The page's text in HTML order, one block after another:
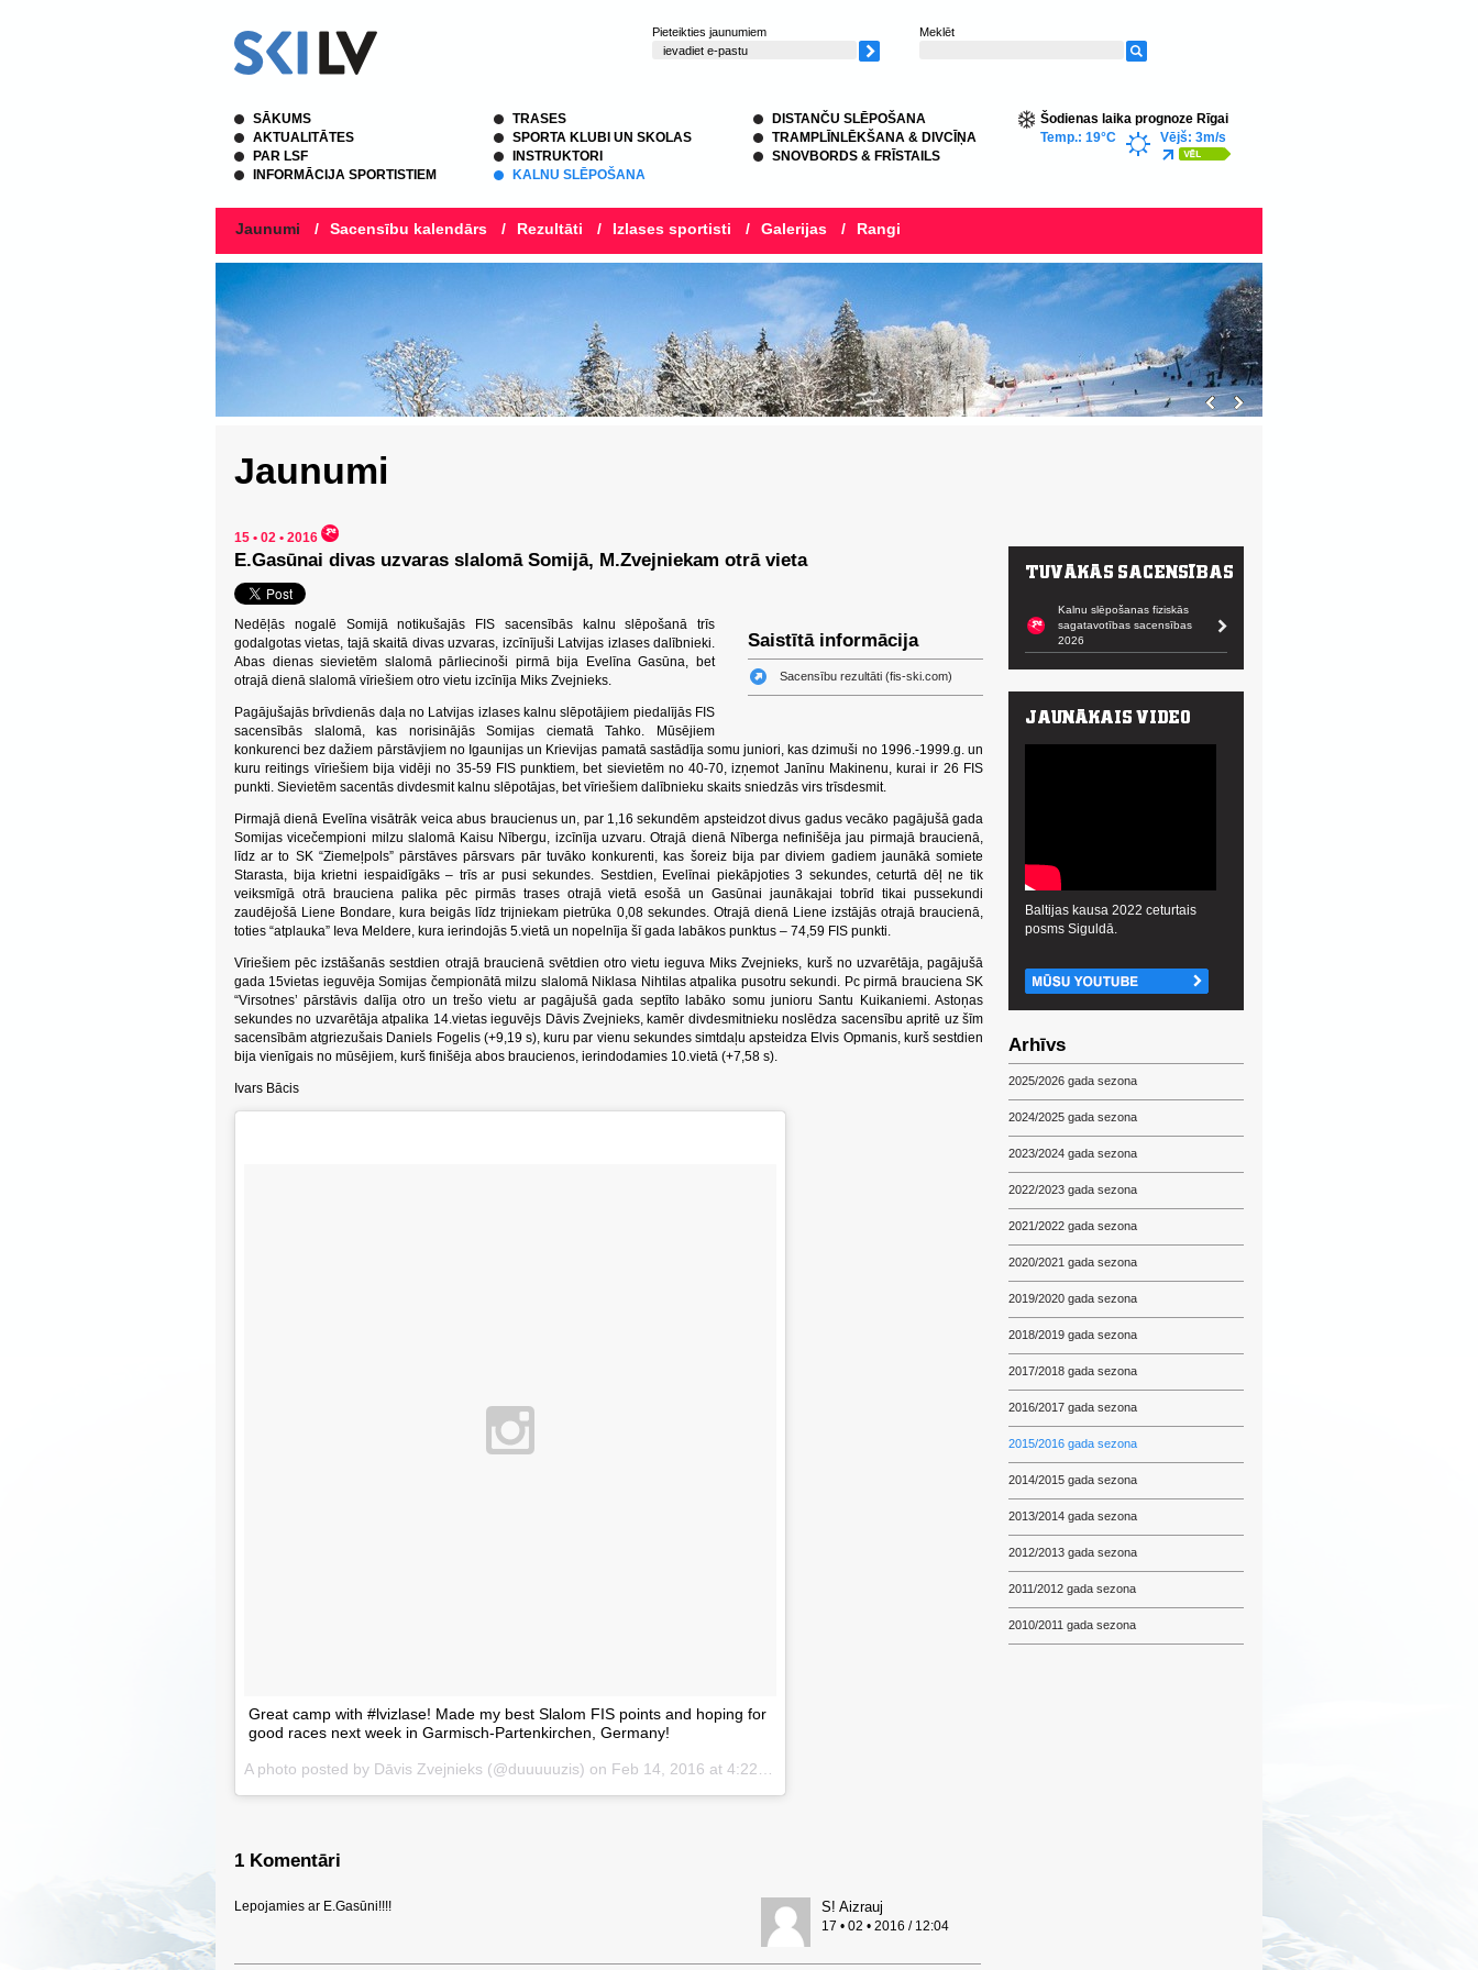
Pieteikties jaunumiem Meklēt
SĀKUMS
AKTUALITĀTES
PAR LSF
INFORMĀCIJA SPORTISTIEM
TRASES
SPORTA KLUBI UN SKOLAS
INSTRUKTORI
KALNU SLĒPOŠANA
DISTANČU SLĒPOŠANA
TRAMPLĪNLĒKŠANA & DIVCĪŅA
SNOVBORDS & FRĪSTAILS
Šodienas laika prognoze Rīgai
Temp.: 19°C
Vējš: 3m/s
Jaunumi / Sacensību kalendārs / Rezultāti / Izlases sportisti / Galerijas / Rangi
Jaunumi
15 • 02 • 2016
E.Gasūnai divas uzvaras slalomā Somijā, M.Zvejniekam otrā vieta
Saistītā informācija
Sacensību rezultāti (fis-ski.com)
Nedēļās nogalē Somijā notikušajās FIS sacensībās kalnu slēpošanā trīs
godalgotas vietas, tajā skaitā divas uzvaras, izcīnījuši Latvijas izlases dalībnieki.
Abas dienas sievietēm slalomā pārliecinoši pirmā bija Evelīna Gasūna, bet
otrajā dienā slalomā vīriešiem otro vietu izcīnīja Miks Zvejnieks.
Pagājušajās brīvdienās daļa no Latvijas izlases kalnu slēpotājiem piedalījās FIS
sacensībās slalomā, kas norisinājās Somijas ciematā Tahko. Mūsējiem
konkurenci bez dažiem pārstāvjiem no Igaunijas un Krievijas pamatā sastādīja somu juniori, kas dzimuši no 1996.-1999.g. un
kuru reitings vīriešiem bija vidēji no 35-59 FIS punktiem, bet sievietēm no 40-70, izņemot Janīnu Makinenu, kurai ir 26 FIS
punkti. Sievietēm sacentās divdesmit kalnu slēpotājas, bet vīriešiem dalībnieku skaits sniedzās virs trīsdesmit.
Pirmajā dienā Evelīna visātrāk veica abus braucienus un, par 1,16 sekundēm apsteidzot divus gadus vecāko pagājušā gada
Somijas vicečempioni milzu slalomā Kaisu Nībergu, izcīnīja uzvaru. Otrajā dienā Nīberga nefinišēja jau pirmajā braucienā,
līdz ar to SK “Ziemeļpols” pārstāves pārsvars pār tuvāko konkurenti, kas šoreiz bija par diviem gadiem jaunākā somiete
Starasta, bija krietni iespaidīgāks – trīs ar pusi sekundes. Sestdien, Evelīnai piekāpjoties 3 sekundes, ceturtā dēļ ne tik
veiksmīgā otrā brauciena palika pēc pirmās trases otrajā vietā esošā un Gasūnai jaunākajai tobrīd tikai pussekundi
zaudējošā Liene Bondare, kura beigās līdz trijniekam pietrūka 0,08 sekundes. Otrajā dienā Liene izstājās otrajā braucienā,
toties “atplauka” Ieva Meldere, kura ierindojās 5.vietā un nopelnīja šī gada labākos punktus – 74,59 FIS punkti.
Vīriešiem pēc izstāšanās sestdien otrajā braucienā svētdien otro vietu ieguva Miks Zvejnieks, kurš no uzvarētāja, pagājušā
gada 15vietas ieguvēja Somijas čempionātā milzu slalomā Niklasa Nihtilas atpalika pusotru sekundi. Pc pirmā brauciena SK
“Virsotnes’ pārstāvis dalīja otro un trešo vietu ar pagājušā gada septīto labāko somu junioru Santu Kuikaniemi. Astoņas
sekundes no uzvarētāja atpalika 14.vietas ieguvējs Dāvis Zvejnieks, kamēr divdesmitnieku noslēdza sacensību apritē uz šīm
sacensībām atgriezušais Daniels Fogelis (+9,19 s), kuru par vienu sekundes simtdaļu apsteidza Elvis Opmanis, kurš sestdien
bija vienīgais no mūsējiem, kurš finišēja abos braucienos, ierindodamies 10.vietā (+7,58 s).
Ivars Bācis
Great camp with #lvizlase! Made my best Slalom FIS points and hoping for
good races next week in Garmisch-Partenkirchen, Germany!
A photo posted by Dāvis Zvejnieks (@duuuuuzis) on Feb 14, 2016 at 4:22am PST
1 Komentāri
Lepojamies ar E.Gasūni!!!! S! Aizrauj
17 • 02 • 2016 / 12:04
Kalnu slēpošanas fiziskās
sagatavotības sacensības
2026
Baltijas kausa 2022 ceturtais
posms Siguldā.
Arhīvs
2025/2026 gada sezona
2024/2025 gada sezona
2023/2024 gada sezona
2022/2023 gada sezona
2021/2022 gada sezona
2020/2021 gada sezona
2019/2020 gada sezona
2018/2019 gada sezona
2017/2018 gada sezona
2016/2017 gada sezona
2015/2016 gada sezona
2014/2015 gada sezona
2013/2014 gada sezona
2012/2013 gada sezona
2011/2012 gada sezona
2010/2011 gada sezona